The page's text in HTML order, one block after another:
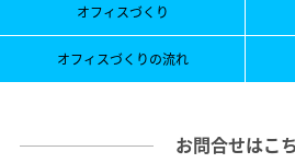
オフィスづくり
オフィスづくりの流れ
お問合せはこ